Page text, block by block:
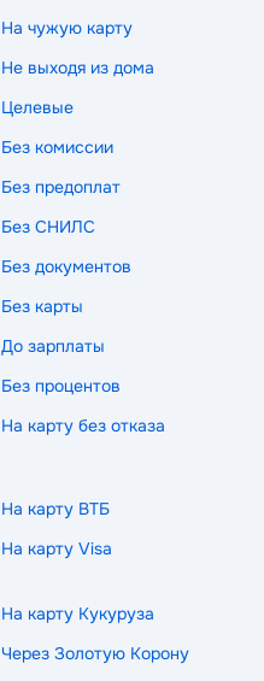
На чужую карту
Не выходя из дома
Целевые
Без комиссии
Без предоплат
Без СНИЛС
Без документов
Без карты
До зарплаты
Без процентов
На карту без отказа
На карту ВТБ
На карту Visa
На карту Кукуруза
Через Золотую Корону